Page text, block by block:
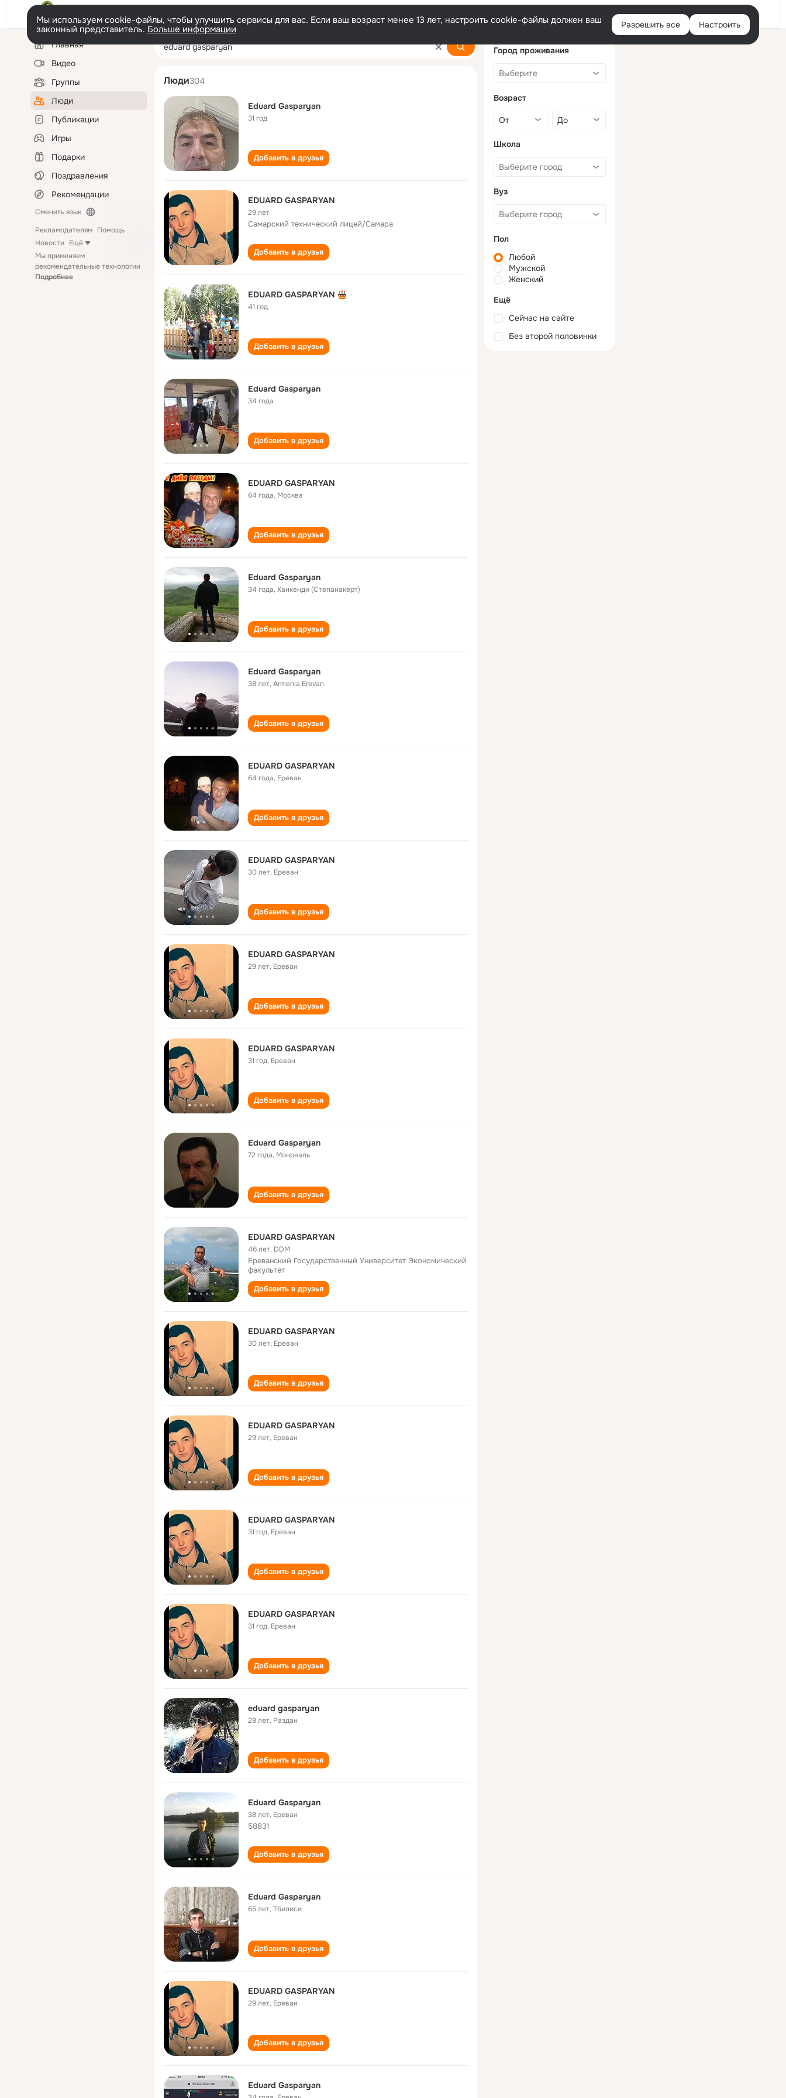
Войти
Мы используем cookie-файлы, чтобы улучшить сервисы для вас. Если ваш возраст менее 13 лет, настроить cookie-файлы должен ваш
законный представитель. Больше информации Разрешить все Настроить
Левая
колонкаГлавная
Видео
Группы
Люди
Публикации
Игры
Подарки
Поздравления
Рекомендации
Сменить язык
Рекламодателям Помощь
Новости Ещё
Мы применяем
рекомендательные технологии
Подробнее
eduard gasparyan
Люди304
Eduard Gasparyan
31 год
Добавить в друзья
EDUARD GASPARYAN
29 лет
Самарский технический лицей/Самара
Добавить в друзья
EDUARD GASPARYAN
41 год
Добавить в друзья
Eduard Gasparyan
34 года
Добавить в друзья
EDUARD GASPARYAN
64 года, Москва
Добавить в друзья
Eduard Gasparyan
34 года,Ханкенди (Степанакерт)
Добавить в друзья
Eduard Gasparyan
38 лет,Armenia Erevan
Добавить в друзья
EDUARD GASPARYAN
64 года, Ереван
Добавить в друзья
EDUARD GASPARYAN
30 лет, Ереван
Добавить в друзья
EDUARD GASPARYAN
29 лет, Ереван
Добавить в друзья
EDUARD GASPARYAN
31 год, Ереван
Добавить в друзья
Eduard Gasparyan
72 года, Монреаль
Добавить в друзья
EDUARD GASPARYAN
46 лет, DDM
Ереванский Государственный Университет Экономический
факультет
Добавить в друзья
EDUARD GASPARYAN
30 лет, Ереван
Добавить в друзья
EDUARD GASPARYAN
29 лет, Ереван
Добавить в друзья
EDUARD GASPARYAN
31 год, Ереван
Добавить в друзья
EDUARD GASPARYAN
31 год, Ереван
Добавить в друзья
eduard gasparyan
28 лет, Раздан
Добавить в друзья
Eduard Gasparyan
38 лет, Ереван
58831
Добавить в друзья
Eduard Gasparyan
65 лет,Тбилиси
Добавить в друзья
EDUARD GASPARYAN
29 лет, Ереван
Добавить в друзья
Eduard Gasparyan
Город проживания
Возраст
Школа
Вуз
Пол
Любой
Мужской
Женский
Ещё
Сейчас на сайте
Без второй половинки